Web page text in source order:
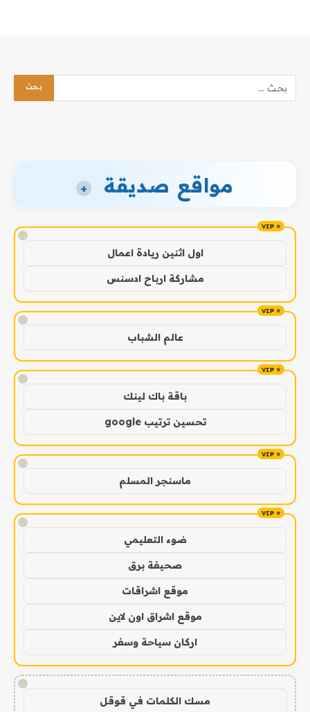
مواقع صديقة +
!
اول اثنين ريادة اعمال
مشاركة ارباح ادسنس
!
عالم الشباب
!
باقة باك لينك
تحسين ترتيب google
!
ماسنجر المسلم
!
ضوء التعليمي
صحيفة برق
موقع اشراقات
موقع اشراق اون لاين
اركان سياحة وسفر
!
مسك الكلمات في قوقل